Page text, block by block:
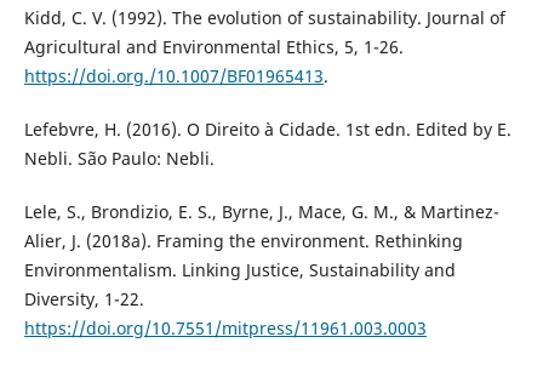
Kidd, C. V. (1992). The evolution of sustainability. Journal of
Agricultural and Environmental Ethics, 5, 1-26.
https://doi.org./10.1007/BF01965413.
Lefebvre, H. (2016). O Direito à Cidade. 1st edn. Edited by E.
Nebli. São Paulo: Nebli.
Lele, S., Brondizio, E. S., Byrne, J., Mace, G. M., & Martinez-
Alier, J. (2018a). Framing the environment. Rethinking
Environmentalism. Linking Justice, Sustainability and
Diversity, 1-22.
https://doi.org/10.7551/mitpress/11961.003.0003